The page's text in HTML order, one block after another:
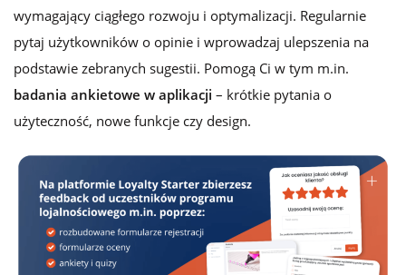
wymagający ciągłego rozwoju i optymalizacji. Regularnie
pytaj użytkowników o opinie i wprowadzaj ulepszenia na
podstawie zebranych sugestii. Pomogą Ci w tym m.in.
badania ankietowe w aplikacji – krótkie pytania o
użyteczność, nowe funkcje czy design.